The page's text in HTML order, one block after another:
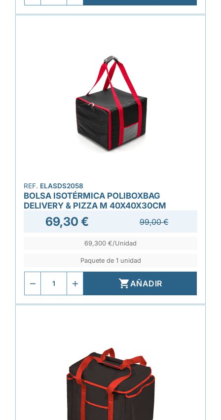
REF. ELASDS2058
BOLSA ISOTÉRMICA POLIBOXBAG
DELIVERY & PIZZA M 40X40X30CM
69,30 € 99,00 €
69,300 €/Unidad
Paquete de 1 unidad
AÑADIR